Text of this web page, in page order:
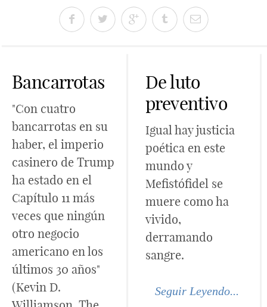
Bancarrotas
"Con cuatro
bancarrotas en su
haber, el imperio
casinero de Trump
ha estado en el
Capítulo 11 más
veces que ningún
otro negocio
americano en los
últimos 30 años"
(Kevin D.
De luto
preventivo
Igual hay justicia
poética en este
mundo y
Mefistófidel se
muere como ha
vivido,
derramando
sangre.
Seguir Leyendo...